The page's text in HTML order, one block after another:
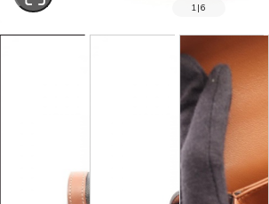
SOLD OUT
1 |6